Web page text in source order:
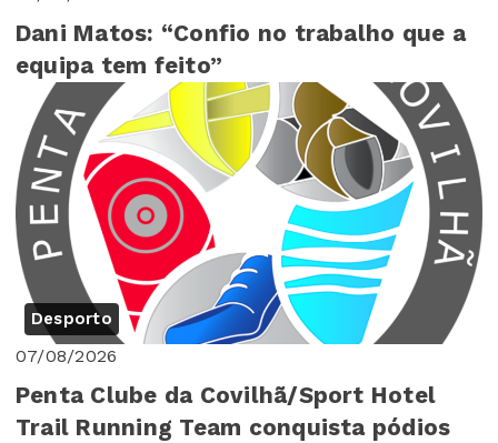
Dani Matos: “Confio no trabalho que a
equipa tem feito”
Desporto
07/08/2026
Penta Clube da Covilhã/Sport Hotel
Trail Running Team conquista pódios